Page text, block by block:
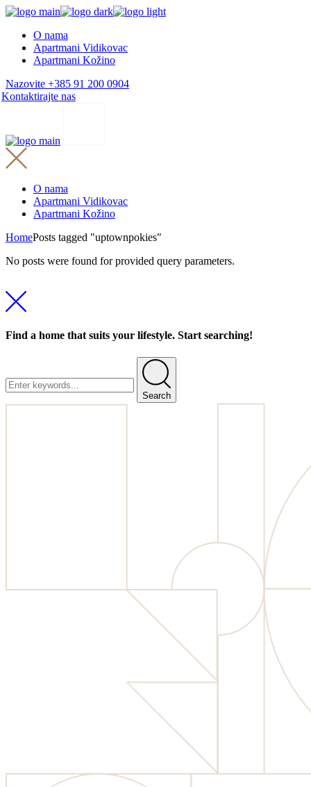
Skip
content
O nama
Apartmani Vidikovac
Apartmani Kožino
Nazovite +385 91 200 0904
Kontaktirajte nas
O nama
Apartmani Vidikovac
Apartmani Kožino
HomePosts tagged "uptownpokies"
No posts were found for provided query parameters.
Find a home that suits your lifestyle. Start searching!
Search